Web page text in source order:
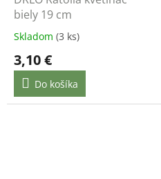
biely 19 cm
Skladom (3 ks)
3,10 €
Do košíka